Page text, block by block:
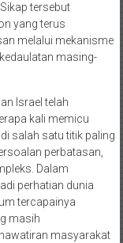
tersebut
yang terus
melalui mekanisme
masing-
Israel telah
kali memicu
salah satu titik paling
perbatasan,
Dalam
perhatian dunia
tercapainya
masih
masyarakat